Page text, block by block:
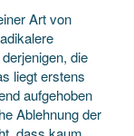
Art von
die
liegt erstens
aufgehoben
Ablehnung der